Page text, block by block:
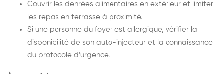
Couvrir les denrées alimentaires en extérieur et limiter
les repas en terrasse à proximité.
Si une personne du foyer est allergique, vérifier la
disponibilité de son auto-injecteur et la connaissance
du protocole d'urgence.